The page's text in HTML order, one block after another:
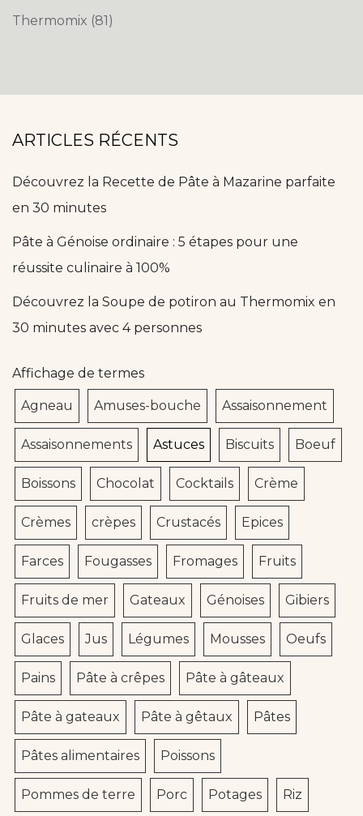
Thermomix (81)
ARTICLES RÉCENTS
Découvrez la Recette de Pâte à Mazarine parfaite
en 30 minutes
Pâte à Génoise ordinaire : 5 étapes pour une
réussite culinaire à 100%
Découvrez la Soupe de potiron au Thermomix en
30 minutes avec 4 personnes
Affichage de termes
Agneau Amuses-bouche Assaisonnement
Assaisonnements Astuces Biscuits Boeuf
Boissons Chocolat Cocktails Crème
Crèmes crèpes Crustacés Epices
Farces Fougasses Fromages Fruits
Fruits de mer Gateaux Génoises Gibiers
Glaces Jus Légumes Mousses Oeufs
Pains Pâte à crêpes Pâte à gâteaux
Pâte à gateaux Pâte à gêtaux Pâtes
Pâtes alimentaires Poissons
Pommes de terre Porc Potages Riz